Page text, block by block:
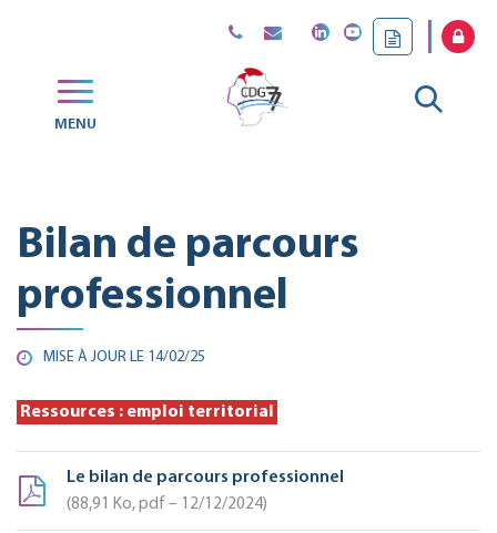
MENU
Aller
Bilan de parcours
professionnel
MISE À JOUR LE 14/02/25
Ressources : emploi territorial
Le bilan de parcours professionnel
88,91 Ko, pdf – 12/12/2024